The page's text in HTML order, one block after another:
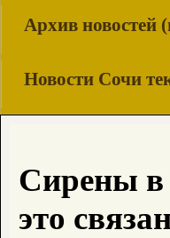
Архив новостей
Новости Сочи
Сирены в
это